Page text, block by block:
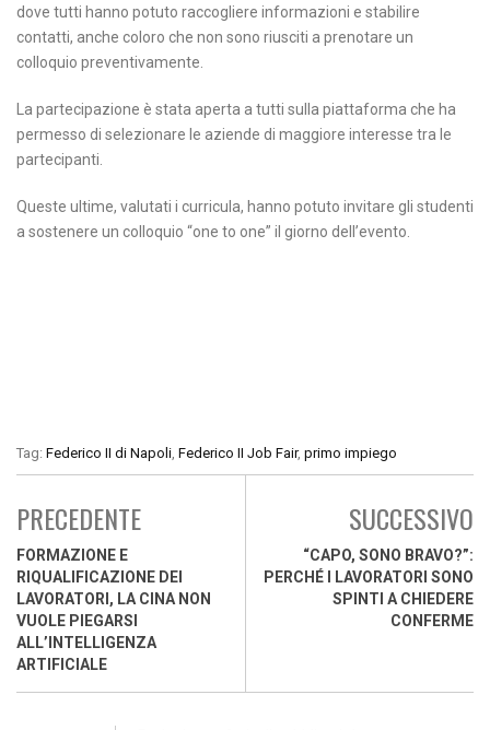
dove tutti hanno potuto raccogliere informazioni e stabilire
contatti, anche coloro che non sono riusciti a prenotare un
colloquio preventivamente.
La partecipazione è stata aperta a tutti sulla piattaforma che ha
permesso di selezionare le aziende di maggiore interesse tra le
partecipanti.
Queste ultime, valutati i curricula, hanno potuto invitare gli studenti
a sostenere un colloquio “one to one” il giorno dell’evento.
Tag: Federico II di Napoli, Federico II Job Fair, primo impiego
PRECEDENTE
FORMAZIONE E
RIQUALIFICAZIONE DEI
LAVORATORI, LA CINA NON
VUOLE PIEGARSI
ALL’INTELLIGENZA
ARTIFICIALE
SUCCESSIVO
“CAPO, SONO BRAVO?”:
PERCHÉ I LAVORATORI SONO
SPINTI A CHIEDERE
CONFERME